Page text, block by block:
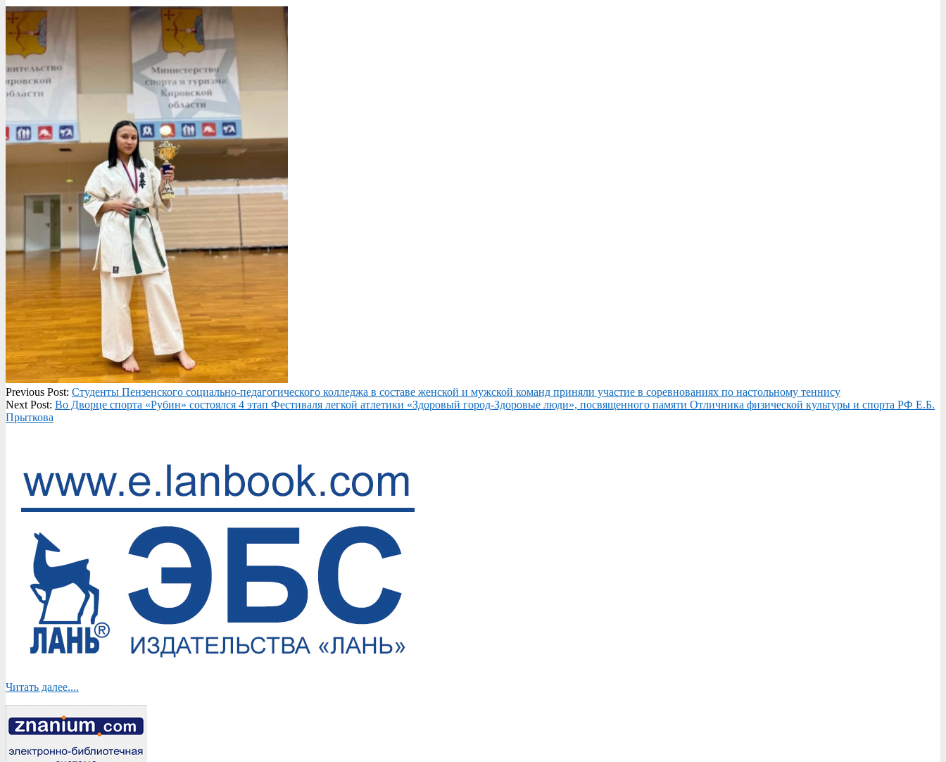
2023-
10-
23
Previous Post: Cтуденты Пензенского социально-педагогического колледжа в составе женской и мужской команд приняли участие в соревнованиях по настольному теннису
Next Post: Во Дворце спорта «Рубин» состоялся 4 этап Фестиваля легкой атлетики «Здоровый город-Здоровые люди», посвященного памяти Отличника физической культуры и спорта РФ Е.Б.
Прыткова
Читать далее....